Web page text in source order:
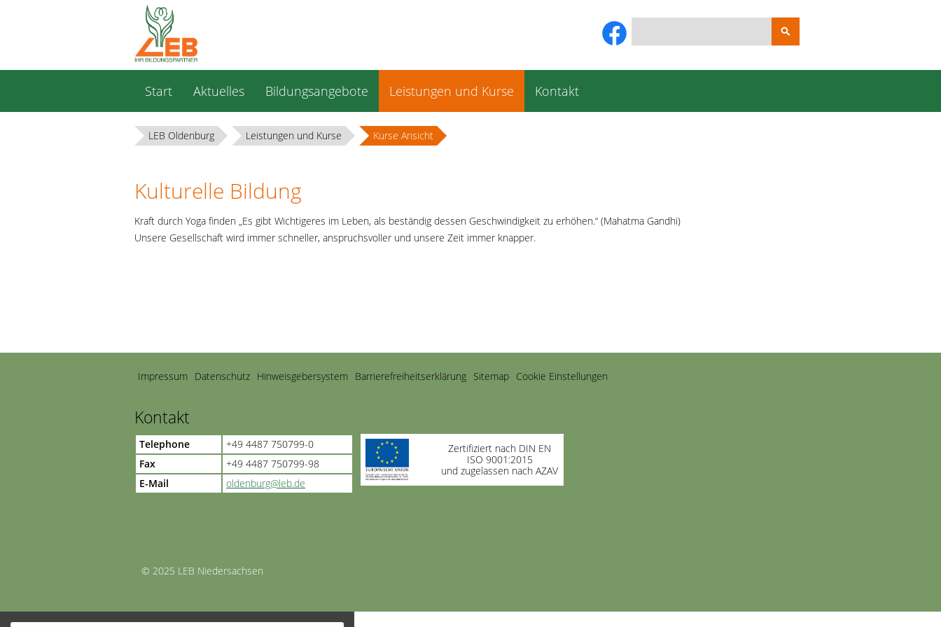
Suchbegriffe
überspringen
Start Aktuelles Bildungsangebote Leistungen und Kurse Kontakt
LEB Oldenburg Leistungen und Kurse Kurse Ansicht
Kulturelle Bildung
Kraft durch Yoga finden „Es gibt Wichtigeres im Leben, als beständig dessen Geschwindigkeit zu erhöhen.“ (Mahatma Gandhi)
Unsere Gesellschaft wird immer schneller, anspruchsvoller und unsere Zeit immer knapper.
Navigation
überspringen
Impressum Datenschutz Hinweisgebersystem Barrierefreiheitserklärung Sitemap Cookie Einstellungen
Kontakt
Telephone
+49 4487 750799-0
Fax
+49 4487 750799-98
E-Mail
oldenburg@leb.de
Zertifiziert nach DIN EN
ISO 9001:2015
und zugelassen nach AZAV
© 2025 LEB Niedersachsen